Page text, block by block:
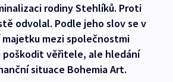
rodiny Stehlíků. Proti
odvolal. Podle jeho slov se v
mezi společnostmi
poškodit věřitele, ale hledání
situace Bohemia Art.